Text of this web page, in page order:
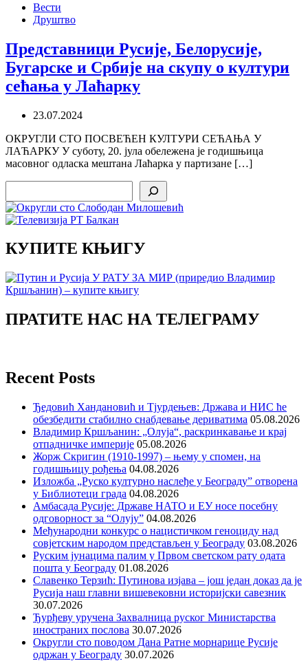
Вести
Друштво
Представници Русије, Белорусије,
Бугарске и Србије на скупу о култури
сећања у Лаћарку
23.07.2024
ОКРУГЛИ СТО ПОСВЕЋЕН КУЛТУРИ СЕЋАЊА У
ЛАЋАРКУ У суботу, 20. јула обележена је годишњица
масовног одласка мештана Лаћарка у партизане […]
КУПИТЕ КЊИГУ
ПРАТИТЕ НАС НА ТЕЛЕГРАМУ
Recent Posts
Ђедовић Хандановић и Тјурдењев: Држава и НИС ће
обезбедити стабилно снабдевање дериватима 05.08.2026
Владимир Кршљанин: „Олуја“, раскринкавање и крај
отпадничке империје 05.08.2026
Жорж Скригин (1910-1997) – њему у спомен, на
годишњицу рођења 04.08.2026
Изложба „Руско културно наслеђе у Београду” отворена
у Библиотеци града 04.08.2026
Амбасада Русије: Државе НАТО и ЕУ носе посебну
одговорност за “Олују” 04.08.2026
Међународни конкурс о нацистичком геноциду над
совјетским народом представљен у Београду 03.08.2026
Руским јунацима палим у Првом светском рату одата
пошта у Београду 01.08.2026
Славенко Терзић: Путинова изјава – још један доказ да је
Русија наш главни вишевековни историјски савезник
30.07.2026
Ђурђеву уручена Захвалница руског Министарства
иностраних послова 30.07.2026
Округли сто поводом Дана Ратне морнарице Русије
одржан у Београду 30.07.2026